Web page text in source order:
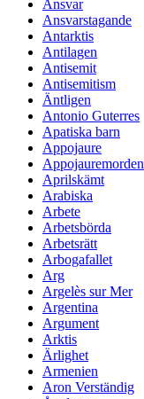
Ansvar
Ansvarstagande
Antarktis
Antilagen
Antisemit
Antisemitism
Äntligen
Antonio Guterres
Apatiska barn
Appojaure
Appojauremorden
Aprilskämt
Arabiska
Arbete
Arbetsbörda
Arbetsrätt
Arbogafallet
Arg
Argelès sur Mer
Argentina
Argument
Arktis
Ärlighet
Armenien
Aron Verständig